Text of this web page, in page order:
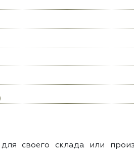
своего склада или